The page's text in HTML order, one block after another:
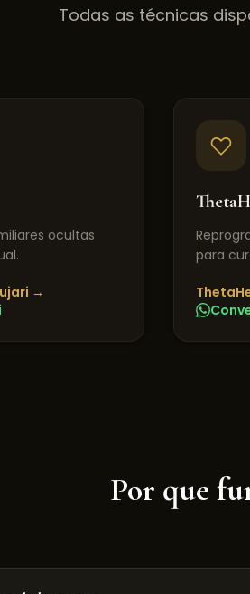
Todas as técnicas
ocultas
→
para
Por que